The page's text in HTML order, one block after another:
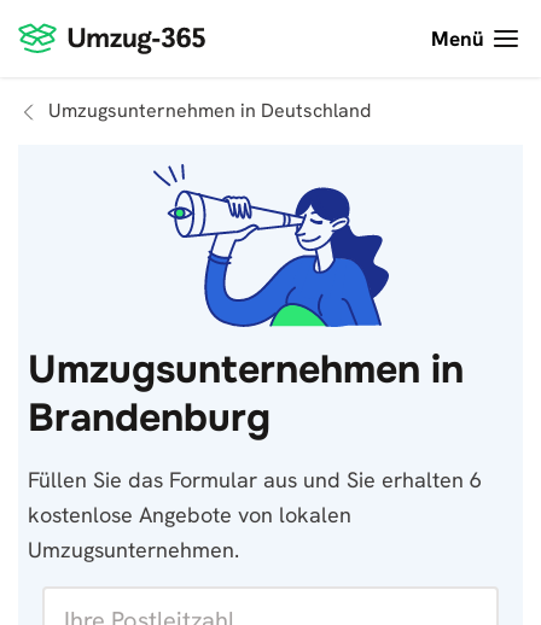
Menü
Umzugsunternehmen in Deutschland
Umzugsunternehmen in
Brandenburg
Füllen Sie das Formular aus und Sie erhalten 6
kostenlose Angebote von lokalen
Umzugsunternehmen.